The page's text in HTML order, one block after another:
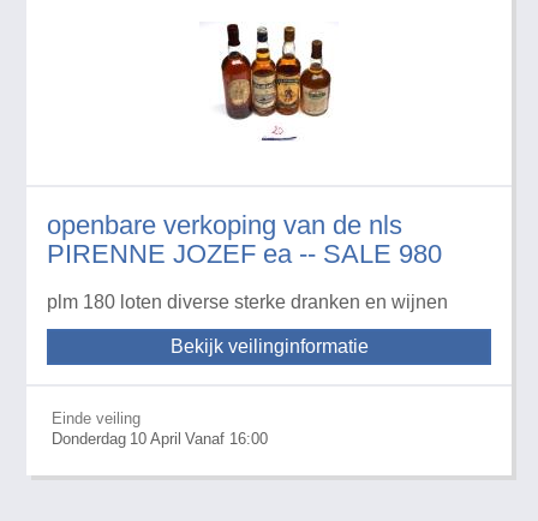
openbare verkoping van de nls
PIRENNE JOZEF ea -- SALE 980
plm 180 loten diverse sterke dranken en wijnen
Bekijk veilinginformatie
Einde veiling
Donderdag 10 April Vanaf 16:00